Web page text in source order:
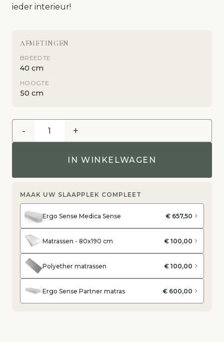
ieder interieur!
AFMETINGEN
BREEDTE
40 cm
HOOGTE
50 cm
- +
IN WINKELWAGEN
MAAK UW SLAAPPLEK COMPLEET
Ergo Sense Medica Sense € 657,50
Matrassen - 80x190 cm € 100,00
Polyether matrassen € 100,00
Ergo Sense Partner matras € 600,00